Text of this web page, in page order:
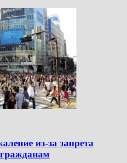
из-за запрета
гражданам